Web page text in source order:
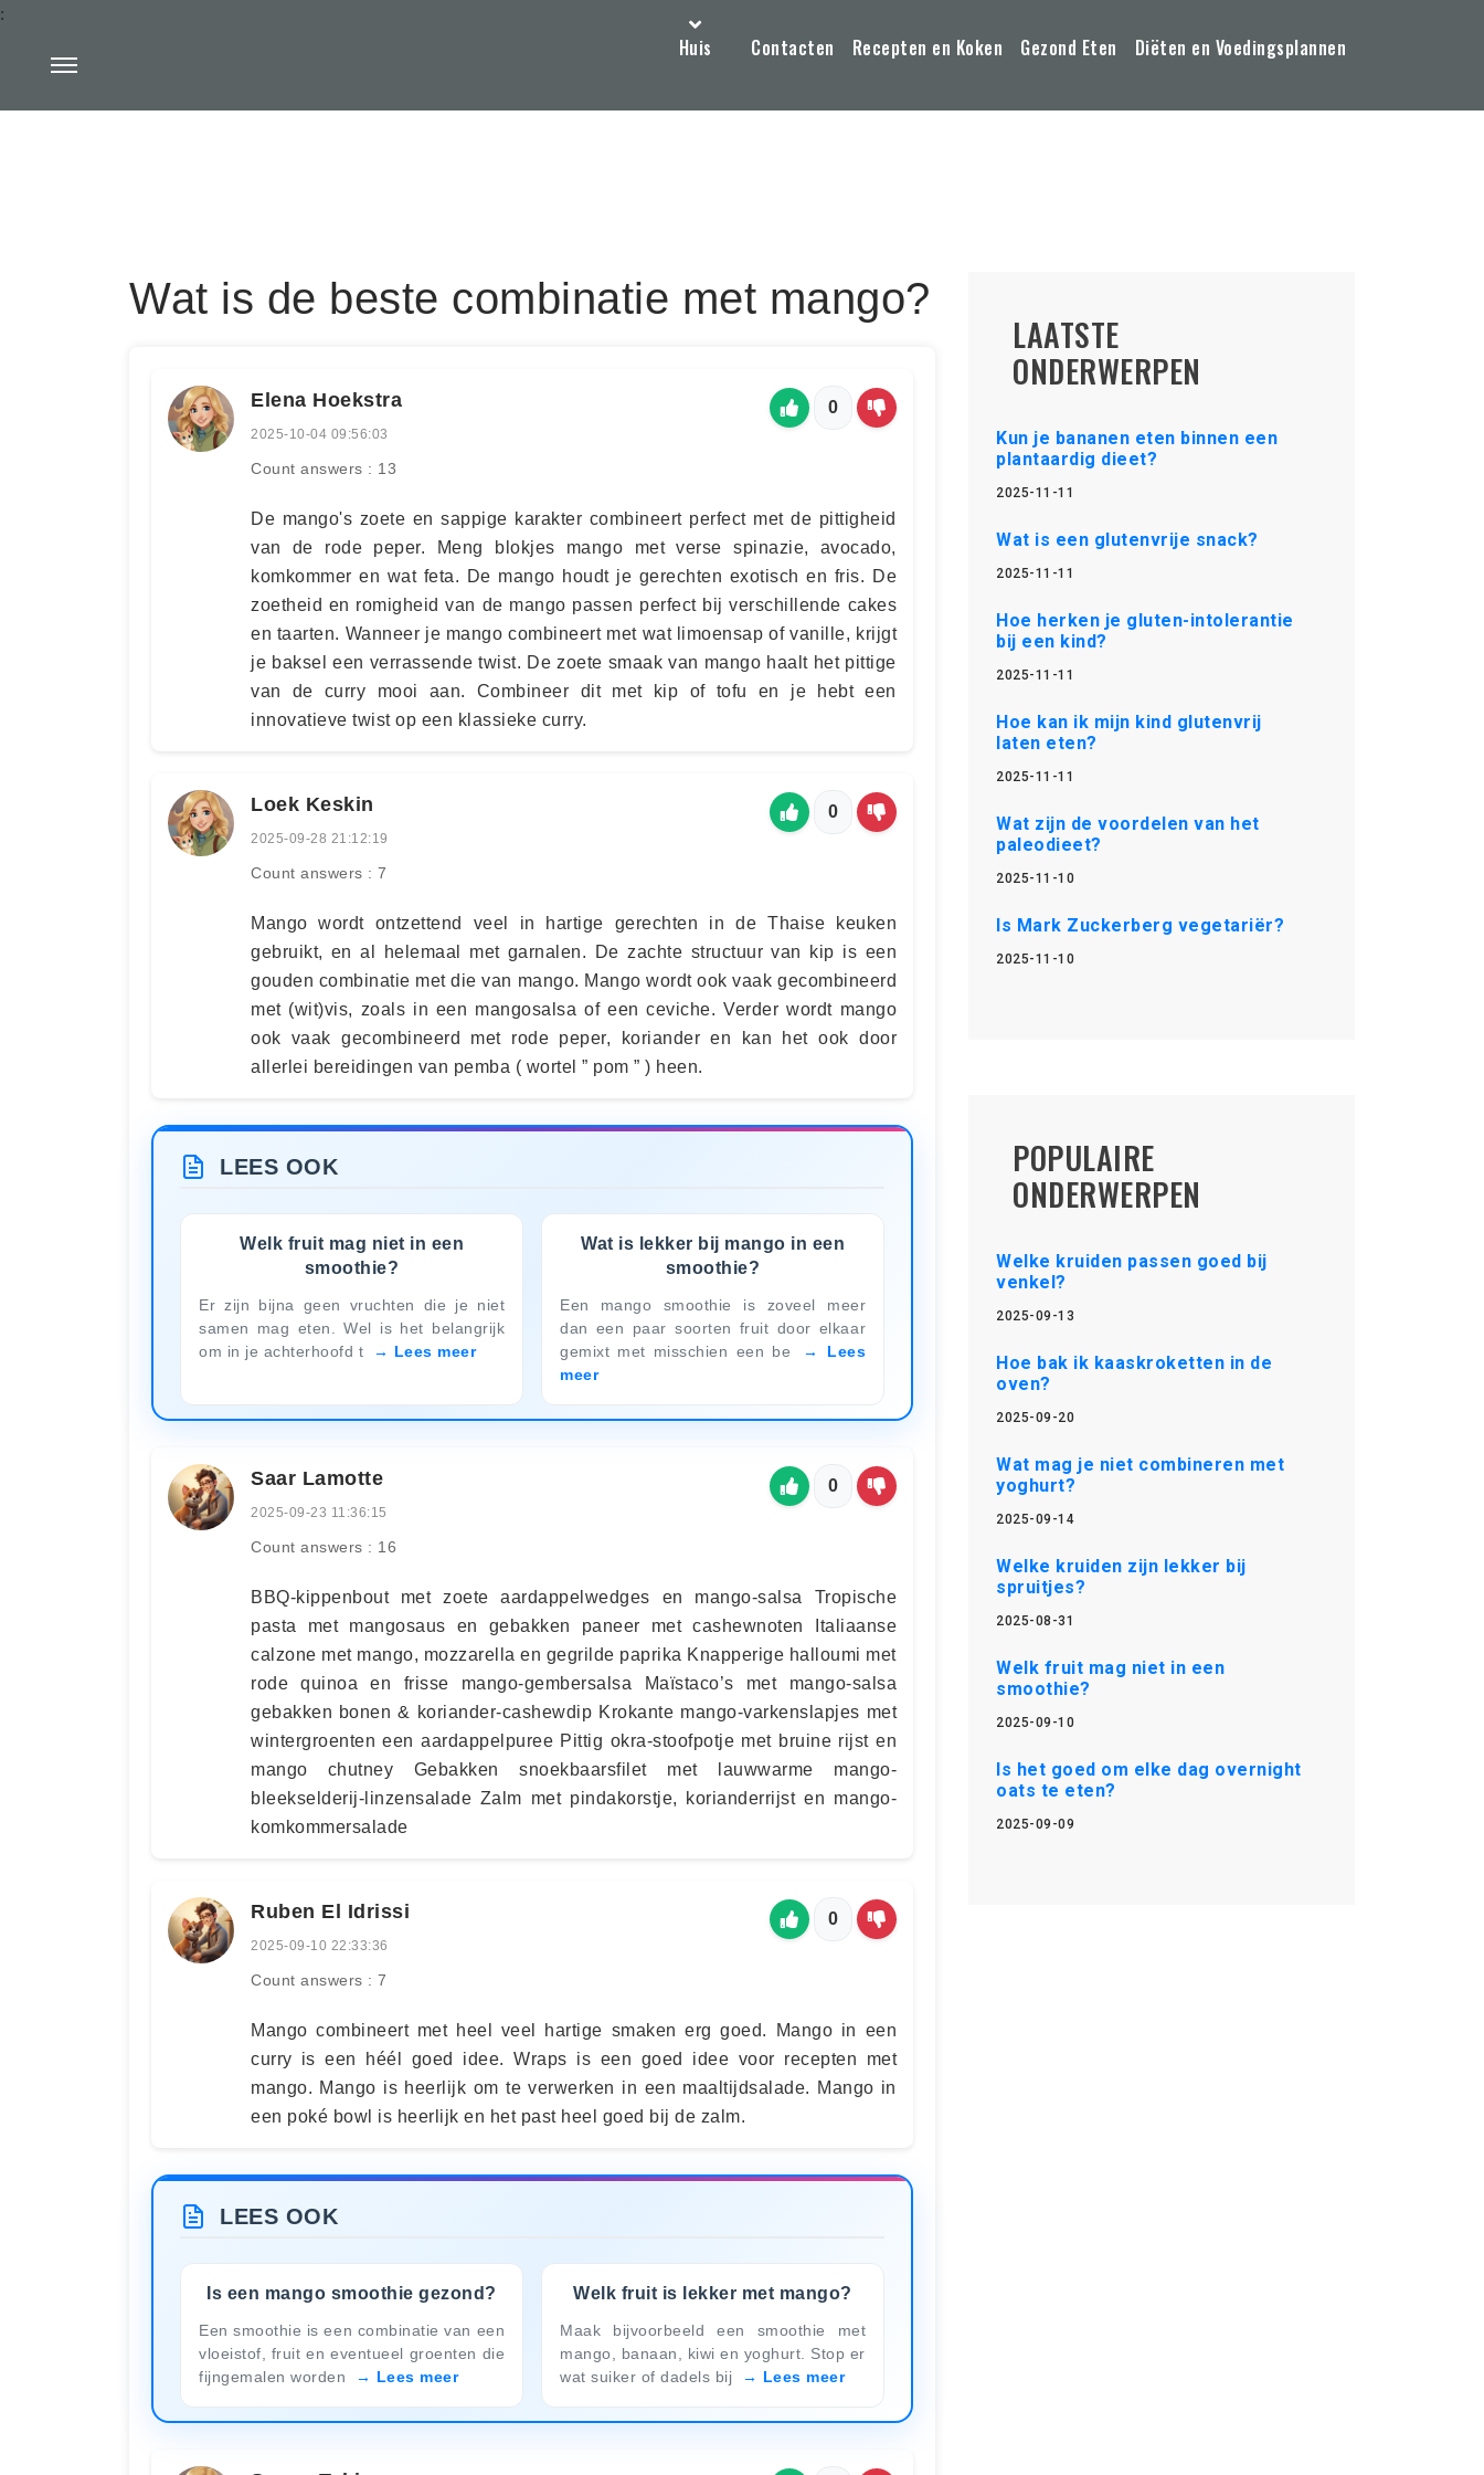
Huis Contacten Recepten en Koken Gezond Eten Diëten en Voedingsplannen
:
Wat is de beste combinatie met mango?
Elena Hoekstra
2025-10-04 09:56:03
Count answers : 13
0
De mango's zoete en sappige karakter combineert perfect met de pittigheid
van de rode peper. Meng blokjes mango met verse spinazie, avocado,
komkommer en wat feta. De mango houdt je gerechten exotisch en fris. De
zoetheid en romigheid van de mango passen perfect bij verschillende cakes
en taarten. Wanneer je mango combineert met wat limoensap of vanille, krijgt
je baksel een verrassende twist. De zoete smaak van mango haalt het pittige
van de curry mooi aan. Combineer dit met kip of tofu en je hebt een
innovatieve twist op een klassieke curry.
Loek Keskin
2025-09-28 21:12:19
Count answers : 7
0
Mango wordt ontzettend veel in hartige gerechten in de Thaise keuken
gebruikt, en al helemaal met garnalen. De zachte structuur van kip is een
gouden combinatie met die van mango. Mango wordt ook vaak gecombineerd
met (wit)vis, zoals in een mangosalsa of een ceviche. Verder wordt mango
ook vaak gecombineerd met rode peper, koriander en kan het ook door
allerlei bereidingen van pemba ( wortel ” pom ” ) heen.
LEES OOK
Welk fruit mag niet in een
smoothie?
Er zijn bijna geen vruchten die je niet
samen mag eten. Wel is het belangrijk
om in je achterhoofd t
Lees meer
Wat is lekker bij mango in een
smoothie?
Een mango smoothie is zoveel meer
dan een paar soorten fruit door elkaar
gemixt met misschien een be
Lees
meer
Saar Lamotte
2025-09-23 11:36:15
Count answers : 16
0
BBQ-kippenbout met zoete aardappelwedges en mango-salsa Tropische
pasta met mangosaus en gebakken paneer met cashewnoten Italiaanse
calzone met mango, mozzarella en gegrilde paprika Knapperige halloumi met
rode quinoa en frisse mango-gembersalsa Maïstaco’s met mango-salsa
gebakken bonen & koriander-cashewdip Krokante mango-varkenslapjes met
wintergroenten een aardappelpuree Pittig okra-stoofpotje met bruine rijst en
mango chutney Gebakken snoekbaarsfilet met lauwwarme mango-
bleekselderij-linzensalade Zalm met pindakorstje, korianderrijst en mango-
komkommersalade
Ruben El Idrissi
2025-09-10 22:33:36
Count answers : 7
0
Mango combineert met heel veel hartige smaken erg goed. Mango in een
curry is een héél goed idee. Wraps is een goed idee voor recepten met
mango. Mango is heerlijk om te verwerken in een maaltijdsalade. Mango in
een poké bowl is heerlijk en het past heel goed bij de zalm.
LEES OOK
Is een mango smoothie gezond?
Een smoothie is een combinatie van een
vloeistof, fruit en eventueel groenten die
fijngemalen worden
Lees meer
Welk fruit is lekker met mango?
Maak bijvoorbeeld een smoothie met
mango, banaan, kiwi en yoghurt. Stop er
wat suiker of dadels bij
Lees meer
LAATSTE
ONDERWERPEN
Kun je bananen eten binnen een
plantaardig dieet?
2025-11-11
Wat is een glutenvrije snack?
2025-11-11
Hoe herken je gluten-intolerantie
bij een kind?
2025-11-11
Hoe kan ik mijn kind glutenvrij
laten eten?
2025-11-11
Wat zijn de voordelen van het
paleodieet?
2025-11-10
Is Mark Zuckerberg vegetariër?
2025-11-10
POPULAIRE
ONDERWERPEN
Welke kruiden passen goed bij
venkel?
2025-09-13
Hoe bak ik kaaskroketten in de
oven?
2025-09-20
Wat mag je niet combineren met
yoghurt?
2025-09-14
Welke kruiden zijn lekker bij
spruitjes?
2025-08-31
Welk fruit mag niet in een
smoothie?
2025-09-10
Is het goed om elke dag overnight
oats te eten?
2025-09-09